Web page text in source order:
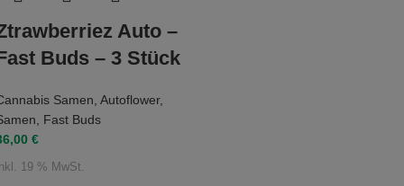
Auto –
Buds – 3 Stück
Samen, Autoflower,
, Fast Buds
€
19 % MwSt.